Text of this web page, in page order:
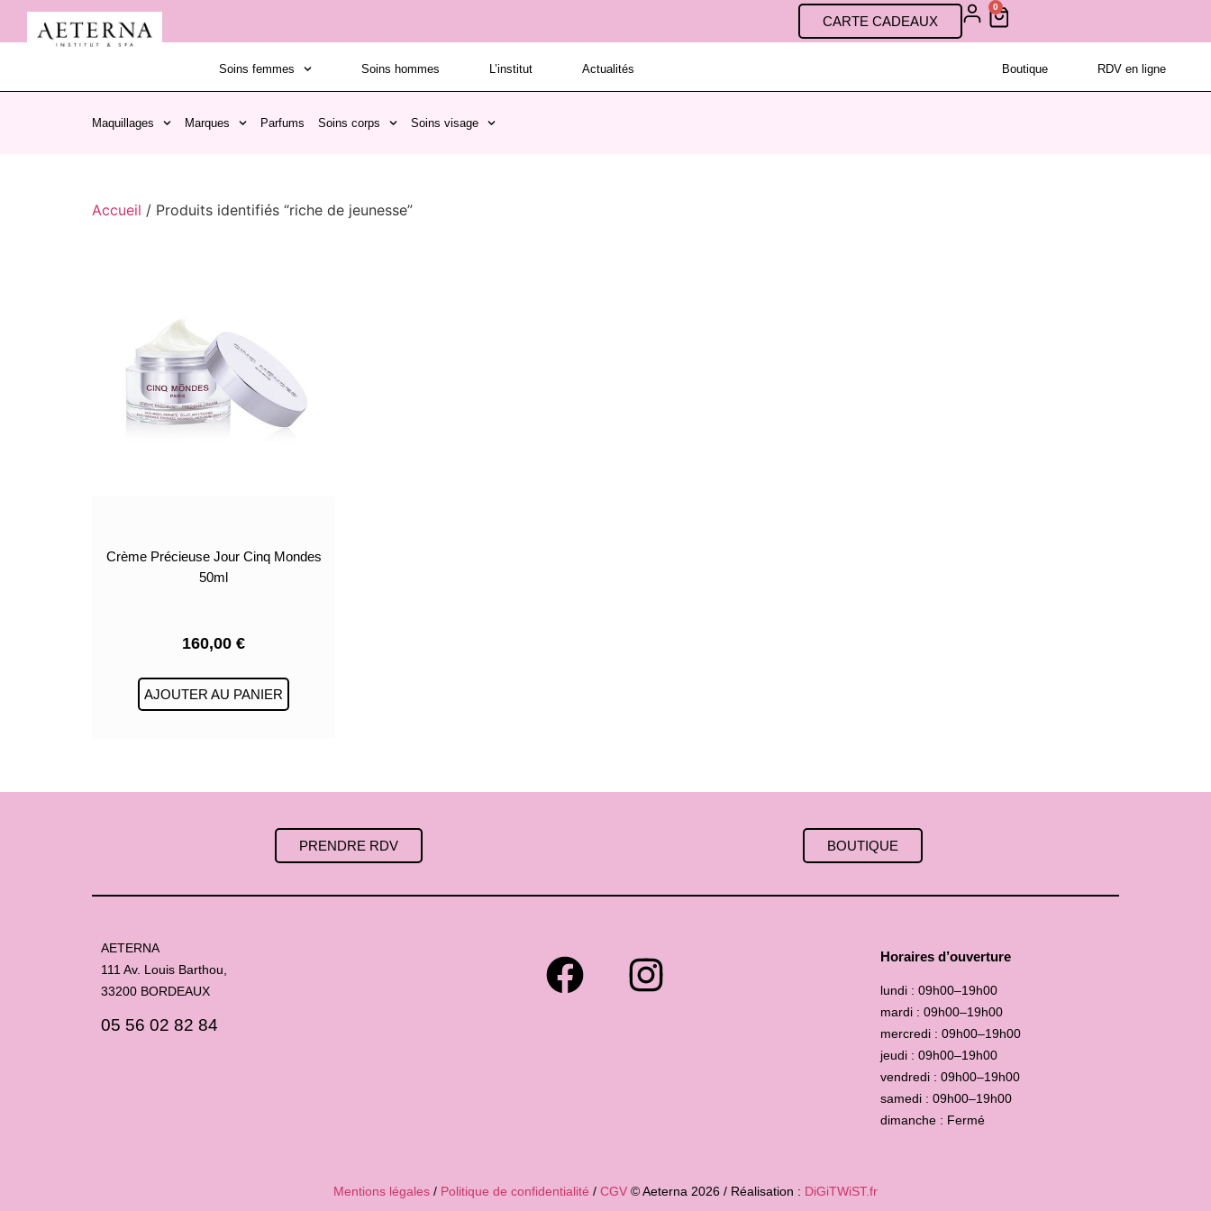
CARTE CADEAUX
0
Soins femmes Soins hommes L’institut Actualités Boutique RDV en ligne
Maquillages Marques Parfums Soins corps Soins visage
Accueil / Produits identifiés “riche de jeunesse”
Crème Précieuse Jour Cinq Mondes
50ml
160,00 €
AJOUTER AU PANIER
PRENDRE RDV BOUTIQUE
AETERNA
111 Av. Louis Barthou,
33200 BORDEAUX
05 56 02 82 84
Horaires d’ouverture
lundi : 09h00–19h00
mardi : 09h00–19h00
mercredi : 09h00–19h00
jeudi : 09h00–19h00
vendredi : 09h00–19h00
samedi : 09h00–19h00
dimanche : Fermé
Mentions légales / Politique de confidentialité / CGV © Aeterna 2026 / Réalisation : DiGiTWiST.fr